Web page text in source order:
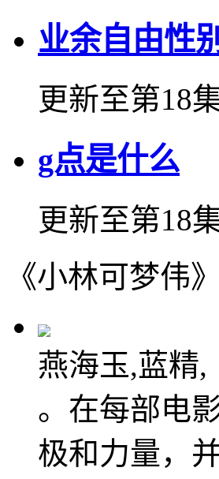
业余自由性
更新至第18
g点是什么
更新至第18
《小林可梦伟
燕海玉,蓝精,
。在每部电
极和力量，